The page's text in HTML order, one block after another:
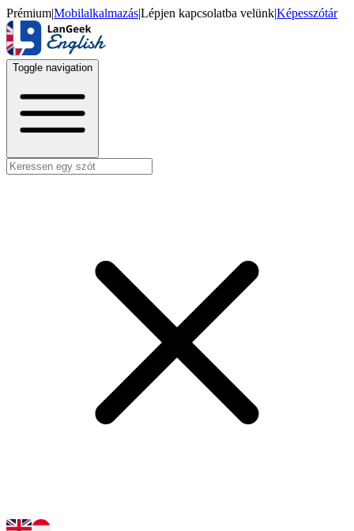
Prémium|Mobilalkalmazás|Lépjen kapcsolatba velünk|Képesszótár
Toggle navigation